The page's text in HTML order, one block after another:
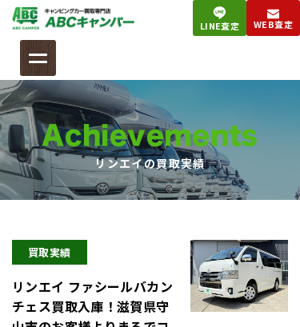
ツ
へ
ス
キ
ッ
プ
LINE査定 WEB査定
Achievements
リンエイの買取実績
買取実績
リンエイ ファシールバカン
チェス買取入庫！滋賀県守